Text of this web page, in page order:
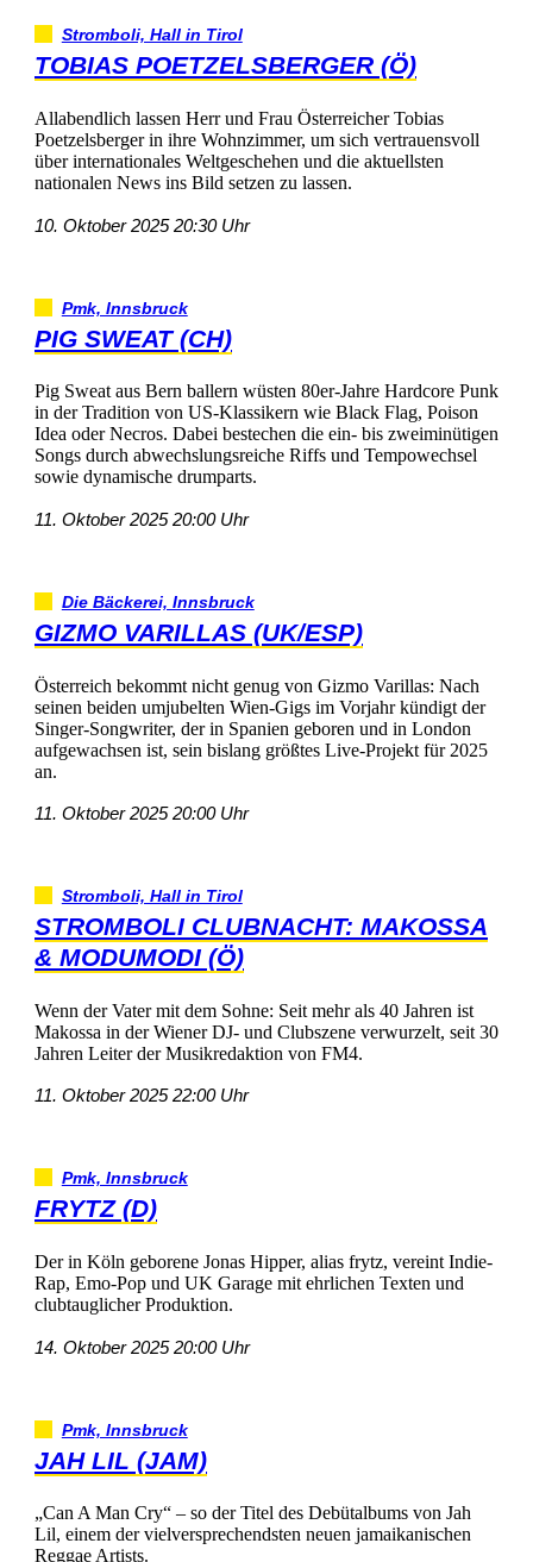
Stromboli,HallinTirol
TOBIASPOETZELSBERGER(Ö)
AllabendlichlassenHerrundFrauÖsterreicherTobias
PoetzelsbergerinihreWohnzimmer,umsichvertrauensvoll
überinternationalesWeltgeschehenunddieaktuellsten
nationalenNewsinsBildsetzenzulassen.
10.Oktober202520:30Uhr
Pmk,Innsbruck
PIGSWEAT(CH)
PigSweatausBernballernwüsten80er-JahreHardcorePunk
inderTraditionvonUS-KlassikernwieBlackFlag,Poison
IdeaoderNecros.Dabeibestechendieein-biszweiminütigen
SongsdurchabwechslungsreicheRiffsundTempowechsel
sowiedynamischedrumparts.
11.Oktober202520:00Uhr
DieBäckerei,Innsbruck
GIZMOVARILLAS(UK/ESP)
ÖsterreichbekommtnichtgenugvonGizmoVarillas:Nach
seinenbeidenumjubeltenWien-GigsimVorjahrkündigtder
Singer-Songwriter,derinSpaniengeborenundinLondon
aufgewachsenist,seinbislanggrößtesLive-Projektfür2025
an.
11.Oktober202520:00Uhr
Stromboli,HallinTirol
STROMBOLICLUBNACHT:MAKOSSA
&MODUMODI(Ö)
WennderVatermitdemSohne:Seitmehrals40Jahrenist
MakossainderWienerDJ-undClubszeneverwurzelt,seit30
JahrenLeiterderMusikredaktionvonFM4.
11.Oktober202522:00Uhr
Pmk,Innsbruck
FRYTZ(D)
DerinKölngeboreneJonasHipper,aliasfrytz,vereintIndie-
Rap,Emo-PopundUKGaragemitehrlichenTextenund
clubtauglicherProduktion.
14.Oktober202520:00Uhr
Pmk,Innsbruck
JAHLIL(JAM)
„CanAManCry“–soderTiteldesDebütalbumsvonJah
Lil,einemdervielversprechendstenneuenjamaikanischen
ReggaeArtists.